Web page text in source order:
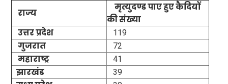
राज्य
मृत्युदण्ड पाए हुए कैदियों
की संख्या
उत्तर प्रदेश
119
गुजरात 72
महाराष्ट्र 41
झारखंड 39